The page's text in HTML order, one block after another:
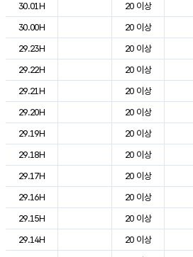
30.01H
20 이상
30.00H
20 이상
29.23H
20 이상
29.22H
20 이상
29.21H
20 이상
29.20H
20 이상
29.19H
20 이상
29.18H
20 이상
29.17H
20 이상
29.16H
20 이상
29.15H
20 이상
29.14H
20 이상